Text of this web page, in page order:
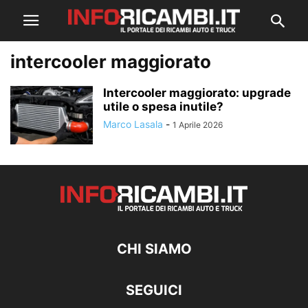
intercooler maggiorato
Intercooler maggiorato: upgrade
utile o spesa inutile?
Marco Lasala - 1 Aprile 2026
CHI SIAMO
SEGUICI